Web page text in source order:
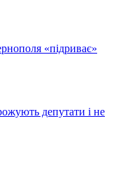
«підриває»
депутати і не